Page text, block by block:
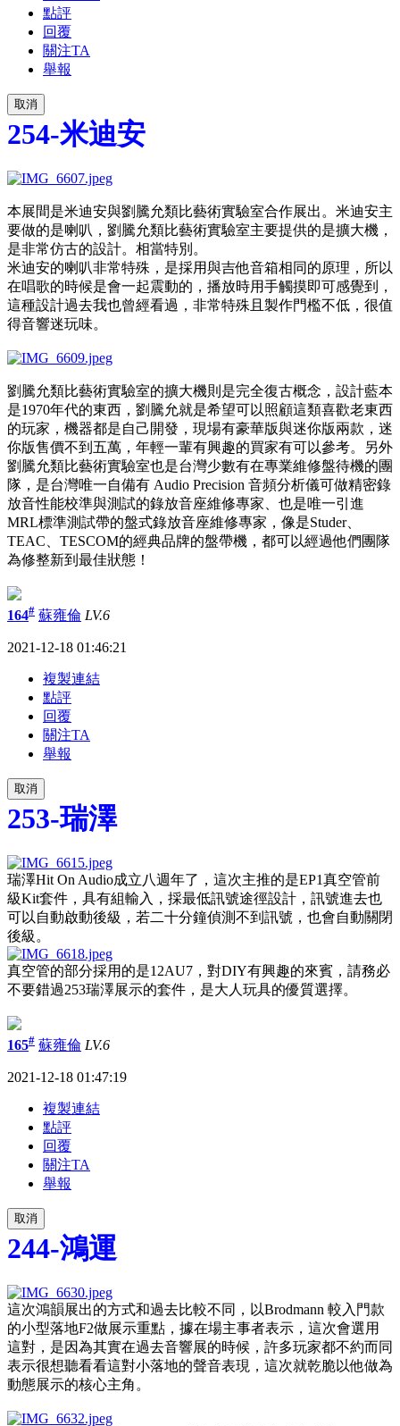
點評
回覆
關注TA
舉報
取消
254-米迪安
本展間是米迪安與劉騰允類比藝術實驗室合作展出。米迪安主
要做的是喇叭，劉騰允類比藝術實驗室主要提供的是擴大機，
是非常仿古的設計。相當特別。
米迪安的喇叭非常特殊，是採用與吉他音箱相同的原理，所以
在唱歌的時候是會一起震動的，播放時用手觸摸即可感覺到，
這種設計過去我也曾經看過，非常特殊且製作門檻不低，很值
得音響迷玩味。
劉騰允類比藝術實驗室的擴大機則是完全復古概念，設計藍本
是1970年代的東西，劉騰允就是希望可以照顧這類喜歡老東西
的玩家，機器都是自己開發，現場有豪華版與迷你版兩款，迷
你版售價不到五萬，年輕一輩有興趣的買家有可以參考。另外
劉騰允類比藝術實驗室也是台灣少數有在專業維修盤待機的團
隊，是台灣唯一自備有 Audio Precision 音頻分析儀可做精密錄
放音性能校準與測試的錄放音座維修專家、也是唯一引進
MRL標準測試帶的盤式錄放音座維修專家，像是Studer、
TEAC、TESCOM的經典品牌的盤帶機，都可以經過他們團隊
為修整新到最佳狀態！
164# 蘇雍倫 LV.6
2021-12-18 01:46:21
複製連結
點評
回覆
關注TA
舉報
取消
253-瑞澤
瑞澤Hit On Audio成立八週年了，這次主推的是EP1真空管前
級Kit套件，具有組輸入，採最低訊號途徑設計，訊號進去也
可以自動啟動後級，若二十分鐘偵測不到訊號，也會自動關閉
後級。
真空管的部分採用的是12AU7，對DIY有興趣的來賓，請務必
不要錯過253瑞澤展示的套件，是大人玩具的優質選擇。
165# 蘇雍倫 LV.6
2021-12-18 01:47:19
複製連結
點評
回覆
關注TA
舉報
取消
244-鴻運
這次鴻韻展出的方式和過去比較不同，以Brodmann 較入門款
的小型落地F2做展示重點，據在場主事者表示，這次會選用
這對，是因為其實在過去音響展的時候，許多玩家都不約而同
表示很想聽看看這對小落地的聲音表現，這次就乾脆以他做為
動態展示的核心主角。